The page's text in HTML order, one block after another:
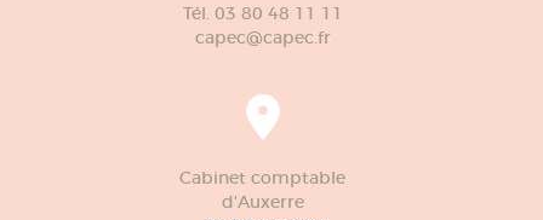
Tél. 03 80 48 11 11
capec@capec.fr
Cabinet comptable
d'Auxerre